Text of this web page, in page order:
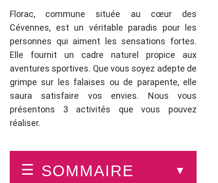
Florac, commune située au cœur des
Cévennes, est un véritable paradis pour les
personnes qui aiment les sensations fortes.
Elle fournit un cadre naturel propice aux
aventures sportives. Que vous soyez adepte de
grimpe sur les falaises ou de parapente, elle
saura satisfaire vos envies. Nous vous
présentons 3 activités que vous pouvez
réaliser.
SOMMAIRE